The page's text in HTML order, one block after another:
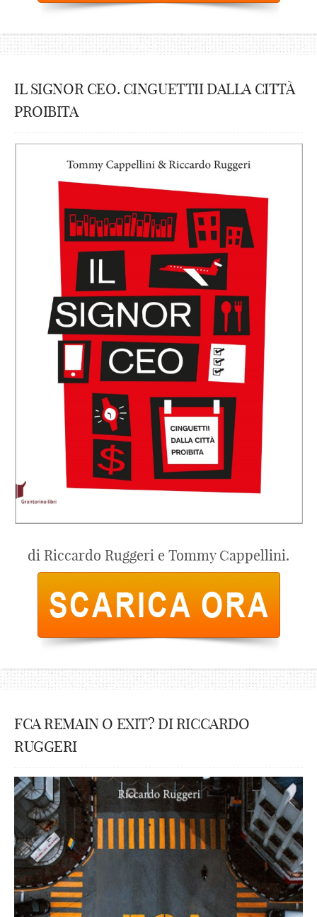
IL SIGNOR CEO. CINGUETTII DALLA CITTÀ
PROIBITA
di Riccardo Ruggeri e Tommy Cappellini.
FCA REMAIN O EXIT? DI RICCARDO
RUGGERI